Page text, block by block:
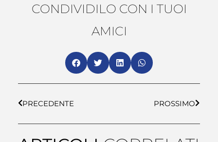
CONDIVIDILO CON I TUOI
AMICI
PRECEDENTE PROSSIMO